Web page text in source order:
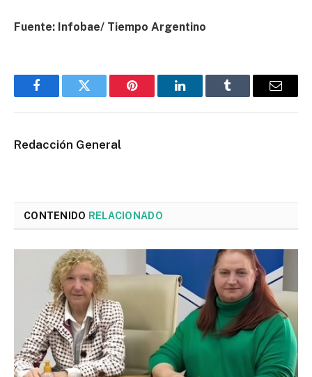
Fuente: Infobae/ Tiempo Argentino
FacebookTwitter Pinterest LinkedInTumblr Email
Redacción General
CONTENIDO RELACIONADO